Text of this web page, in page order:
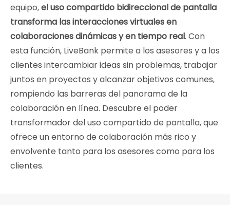
equipo,el uso compartido bidireccional de pantalla
transforma las interacciones virtuales en
colaboraciones dinámicas y en tiempo real. Con
esta función, LiveBank permite a los asesores y a los
clientes intercambiar ideas sin problemas, trabajar
juntos en proyectos y alcanzar objetivos comunes,
rompiendo las barreras del panorama de la
colaboración en línea. Descubre el poder
transformador del uso compartido de pantalla, que
ofrece un entorno de colaboración más rico y
envolvente tanto para los asesores como para los
clientes.